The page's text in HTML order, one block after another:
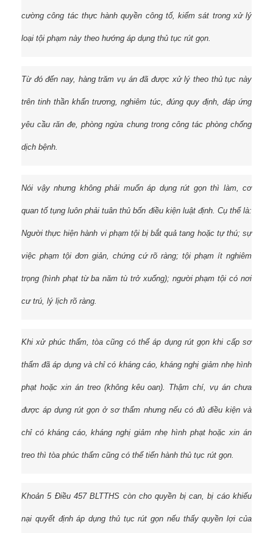
cường công tác thực hành quyền công tố, kiểm sát trong xử lý
loại tội phạm này theo hướng áp dụng thủ tục rút gọn.
Từ đó đến nay, hàng trăm vụ án đã được xử lý theo thủ tục này
trên tinh thần khẩn trương, nghiêm túc, đúng quy định, đáp ứng
yêu cầu răn đe, phòng ngừa chung trong công tác phòng chống
dịch bệnh.
Nói vậy nhưng không phải muốn áp dụng rút gọn thì làm, cơ
quan tố tụng luôn phải tuân thủ bốn điều kiện luật định. Cụ thể là:
Người thực hiện hành vi phạm tội bị bắt quả tang hoặc tự thú; sự
việc phạm tội đơn giản, chứng cứ rõ ràng; tội phạm ít nghiêm
trọng (hình phạt từ ba năm tù trở xuống); người phạm tội có nơi
cư trú, lý lịch rõ ràng.
Khi xử phúc thẩm, tòa cũng có thể áp dụng rút gọn khi cấp sơ
thẩm đã áp dụng và chỉ có kháng cáo, kháng nghị giảm nhẹ hình
phạt hoặc xin án treo (không kêu oan). Thậm chí, vụ án chưa
được áp dụng rút gọn ở sơ thẩm nhưng nếu có đủ điều kiện và
chỉ có kháng cáo, kháng nghị giảm nhẹ hình phạt hoặc xin án
treo thì tòa phúc thẩm cũng có thể tiến hành thủ tục rút gọn.
Khoản 5 Điều 457 BLTTHS còn cho quyền bị can, bị cáo khiếu
nại quyết định áp dụng thủ tục rút gọn nếu thấy quyền lợi của